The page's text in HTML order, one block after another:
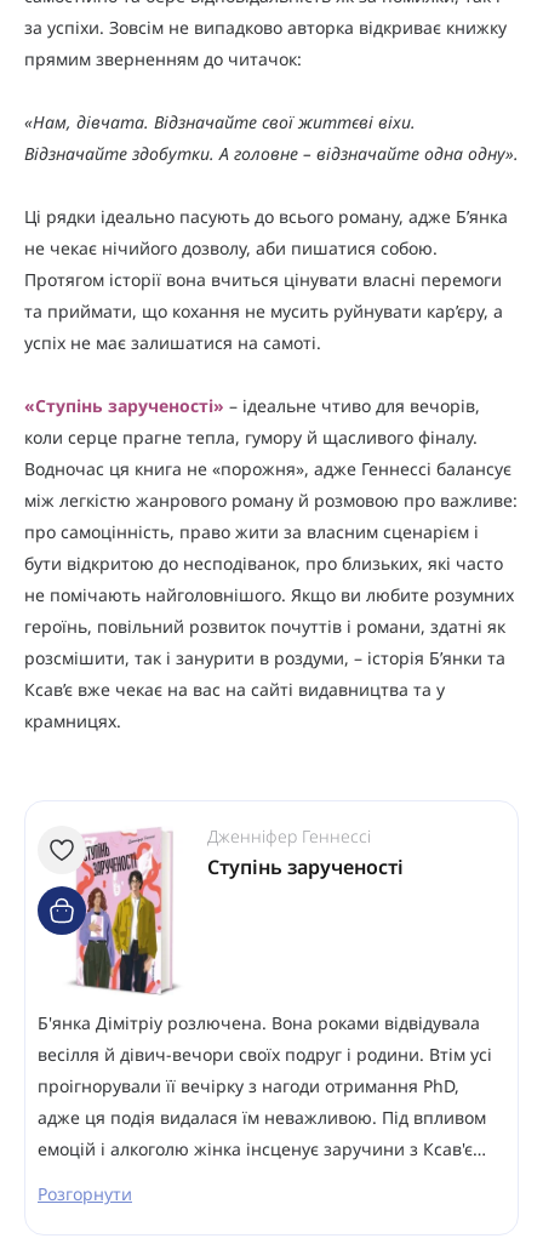
за успіхи. Зовсім не випадково авторка відкриває книжку
прямим зверненням до читачок:
«Нам, дівчата. Відзначайте свої життєві віхи.
Відзначайте здобутки. А головне – відзначайте одна одну».
Ці рядки ідеально пасують до всього роману, адже Б’янка
не чекає нічийого дозволу, аби пишатися собою.
Протягом історії вона вчиться цінувати власні перемоги
та приймати, що кохання не мусить руйнувати кар’єру, а
успіх не має залишатися на самоті.
«Ступінь зарученості» – ідеальне чтиво для вечорів,
коли серце прагне тепла, гумору й щасливого фіналу.
Водночас ця книга не «порожня», адже Геннессі балансує
між легкістю жанрового роману й розмовою про важливе:
про самоцінність, право жити за власним сценарієм і
бути відкритою до несподіванок, про близьких, які часто
не помічають найголовнішого. Якщо ви любите розумних
героїнь, повільний розвиток почуттів і романи, здатні як
розсмішити, так і занурити в роздуми, – історія Б’янки та
Ксав’є вже чекає на вас на сайті видавництва та у
крамницях.
Дженніфер Геннессі
Ступінь зарученості
Б'янка Дімітріу розлючена. Вона роками відвідувала
весілля й дівич-вечори своїх подруг і родини. Втім усі
проігнорували її вечірку з нагоди отримання PhD,
адже ця подія видалася їм неважливою. Під впливом
емоцій і алкоголю жінка інсценує заручини з Ксав'є…
Розгорнути